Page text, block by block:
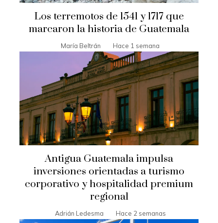
Los terremotos de 1541 y 1717 que
marcaron la historia de Guatemala
María Beltrán Hace 1 semana
Antigua Guatemala impulsa
inversiones orientadas a turismo
corporativo y hospitalidad premium
regional
Adrián Ledesma Hace 2 semanas